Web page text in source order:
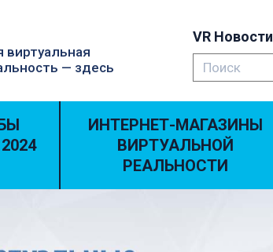
виртуальная
— здесь
VR Новости
ИНТЕРНЕТ-МАГАЗИНЫ
ВИРТУАЛЬНОЙ
РЕАЛЬНОСТИ